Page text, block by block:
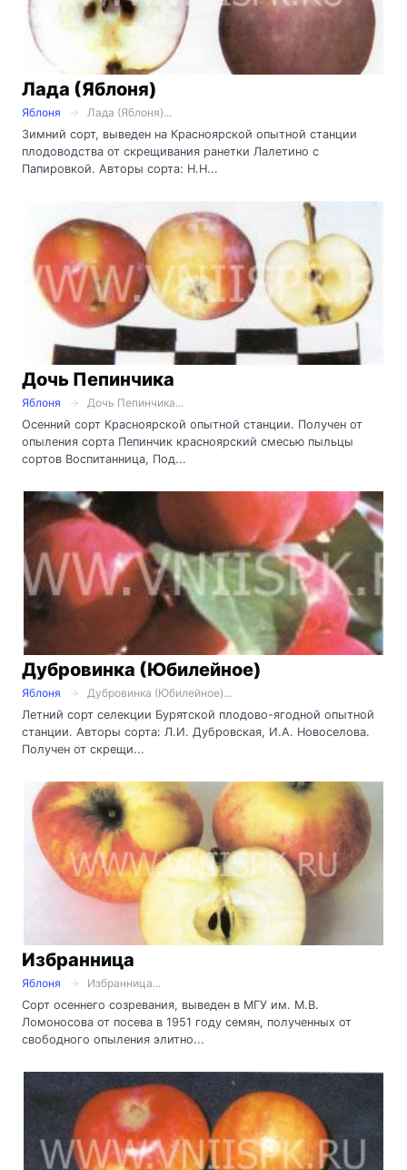
Лада (Яблоня)
Яблоня
Лада (Яблоня)...
Зимний сорт, выведен на Красноярской опытной станции
плодоводства от скрещивания ранетки Лалетино с
Папировкой. Авторы сорта: Н.Н...
Дочь Пепинчика
Яблоня
Дочь Пепинчика...
Осенний сорт Красноярской опытной станции. Получен от
опыления сорта Пепинчик красноярский смесью пыльцы
сортов Воспитанница, Под...
Дубровинка (Юбилейное)
Яблоня
Дубровинка (Юбилейное)...
Летний сорт селекции Бурятской плодово-ягодной опытной
станции. Авторы сорта: Л.И. Дубровская, И.А. Новоселова.
Получен от скрещи...
Избранница
Яблоня
Избранница...
Сорт осеннего созревания, выведен в МГУ им. М.В.
Ломоносова от посева в 1951 году семян, полученных от
свободного опыления элитно...